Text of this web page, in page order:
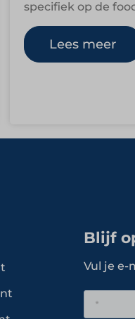
specifiek op de
gerichte bedrijven
België. De groep is
Lees meer
Blijf
Vul je e-